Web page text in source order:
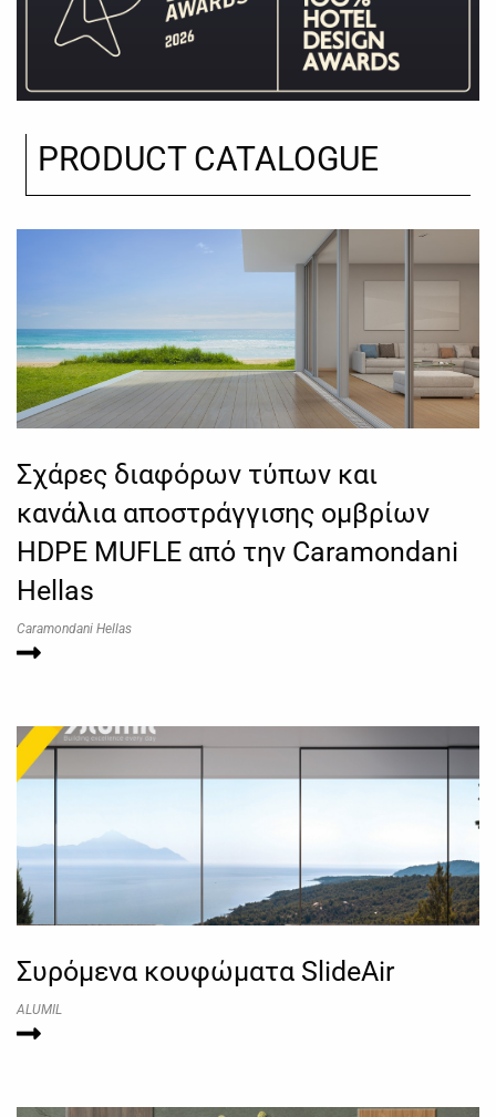
PRODUCT CATALOGUE
Σχάρες διαφόρων τύπων και
κανάλια αποστράγγισης ομβρίων
HDPE MUFLE από την Caramondani
Hellas
Caramondani Hellas
Συρόμενα κουφώματα SlideAir
ALUMIL